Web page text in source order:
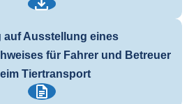
auf Ausstellung eines
für Fahrer und Betreuer
Tiertransport